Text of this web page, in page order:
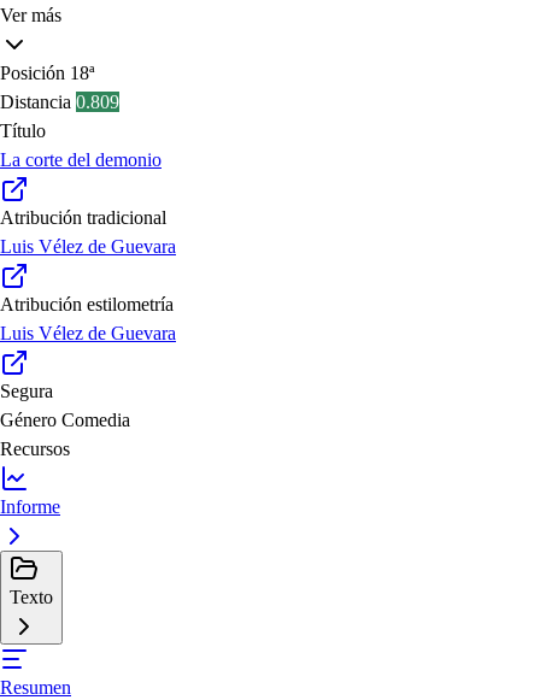
Ver más
Posición 18ª
Distancia 0.809
Título
La corte del demonio
Atribución tradicional
Luis Vélez de Guevara
Atribución estilometría
Luis Vélez de Guevara
Segura
Género Comedia
Recursos
Informe
Texto
Resumen